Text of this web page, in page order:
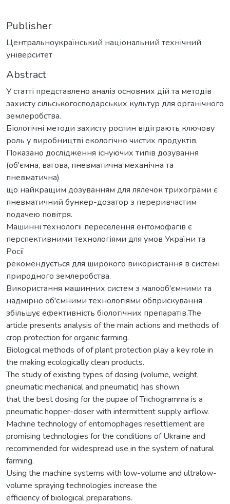
Publisher
Центральноукраїнський національний технічний
університет
Abstract
У статті представлено аналіз основних дій та методів
захисту сільськогосподарських культур для органічного
землеробства.
Біологічні методи захисту рослин відіграють ключову
роль у виробництві екологічно чистих продуктів.
Показано дослідження існуючих типів дозування
(об'ємна, вагова, пневматична механічна та
пневматична)
що найкращим дозуванням для лялечок трихограми є
пневматичний бункер-дозатор з переривчастим
подачею повітря.
Машинні технології переселення ентомофагів є
перспективними технологіями для умов України та
Росії
рекомендується для широкого використання в системі
природного землеробства.
Використання машинних систем з малооб'ємними та
надмірно об'ємними технологіями обприскування
збільшує ефективність біологічних препаратів.The
article presents analysis of the main actions and methods of
crop protection for organic farming.
Biological methods of of plant protection play a key role in
the making ecologically clean products.
The study of existing types of dosing (volume, weight,
pneumatic mechanical and pneumatic) has shown
that the best dosing for the pupae of Trichogramma is a
pneumatic hopper-doser with intermittent supply airflow.
Machine technology of entomophages resettlement are
promising technologies for the conditions of Ukraine and
recommended for widespread use in the system of natural
farming.
Using the machine systems with low-volume and ultralow-
volume spraying technologies increase the
efficiency of biological preparations.